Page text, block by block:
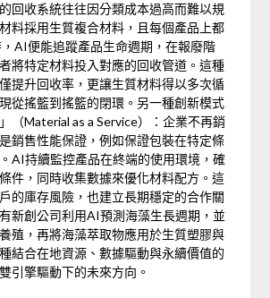
回收系統往往因分類成本過高而難以規
料採用生質複合材料，且每個產品上都
AI便能追蹤產品生命週期，在報廢階
將特定材料投入對應的回收管道。這種
提升回收率，更讓生質材料得以多次循
從搖籃到搖籃的閉環。另一種創新模式
（Material as a Service）：企業不再銷
銷售性能保證，例如保證包裝在特定條
AI持續監控產品在終端的使用環境，確
件，同時收集數據來優化材料配方。這
的庫存風險，也建立長期穩定的合作關
新創公司利用AI預測海藻生長週期，並
殖，再將海藻萃取物應用於生質塑膠與
結合在地資源、數據驅動與永續價值的
引擎驅動下的未來方向。